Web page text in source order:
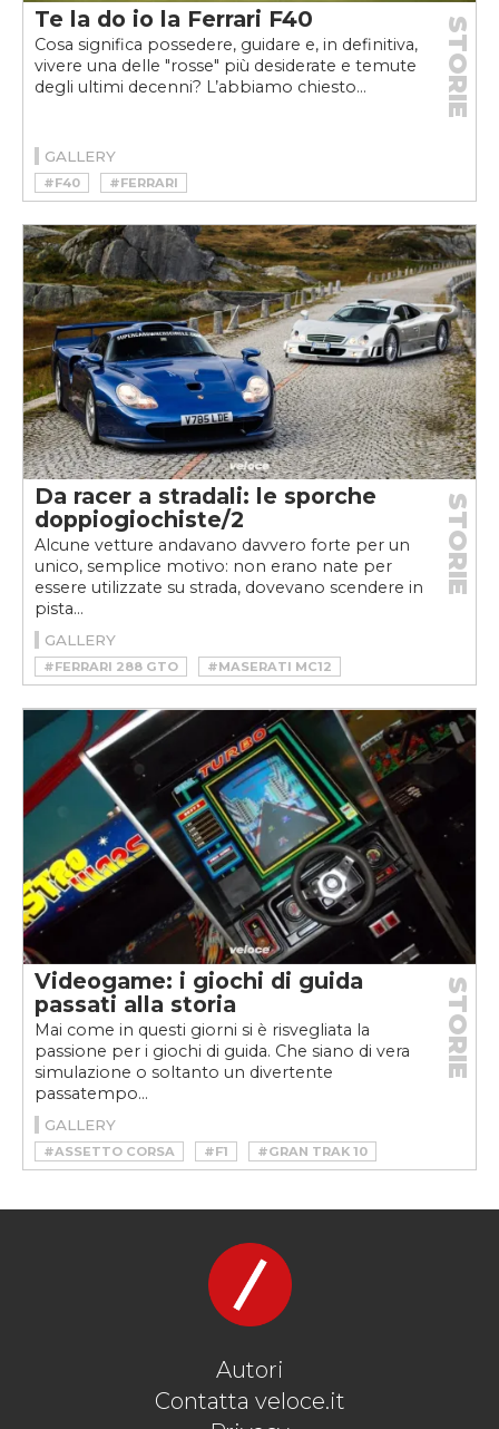
Te la do io la Ferrari F40
Cosa significa possedere, guidare e, in definitiva,
vivere una delle "rosse" più desiderate e temute
degli ultimi decenni? L’abbiamo chiesto...
STORIE
GALLERY
#F40 #FERRARI
Da racer a stradali: le sporche
doppiogiochiste/2
Alcune vetture andavano davvero forte per un
unico, semplice motivo: non erano nate per
essere utilizzate su strada, dovevano scendere in
pista...
STORIE
GALLERY
#FERRARI 288 GTO
#MASERATI MC12
#MCLAREN F1 LM
#MERCEDES-BENZ CLK GTR
#PEUGEOT 205 T16
#PORSCHE 917-030
#PORSCHE GT1 STRASSENVERSION
Videogame: i giochi di guida
passati alla storia
Mai come in questi giorni si è risvegliata la
passione per i giochi di guida. Che siano di vera
simulazione o soltanto un divertente
passatempo...
STORIE
GALLERY
#ASSETTO CORSA #F1
#GRAN TRAK 10
#GRAN TURISMO
#NEED FOR SPEED
Autori
Contatta veloce.it